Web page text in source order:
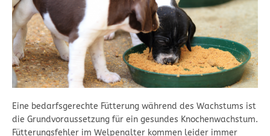
Eine bedarfsgerechte Fütterung während des Wachstums ist
die Grundvoraussetzung für ein gesundes Knochenwachstum.
Fütterungsfehler im Welpenalter kommen leider immer